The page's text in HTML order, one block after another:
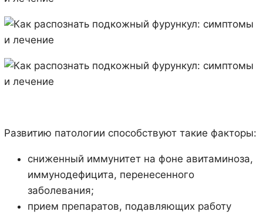
Развитию патологии способствуют такие факторы:
сниженный иммунитет на фоне авитаминоза,
иммунодефицита, перенесенного
заболевания;
прием препаратов, подавляющих работу